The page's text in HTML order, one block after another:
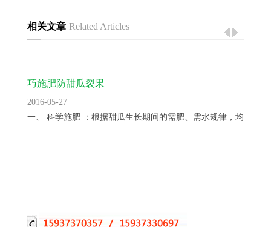
相关文章 Related Articles
巧施肥防甜瓜裂果
2016-05-27
一、 科学施肥 ：根据甜瓜生长期间的需肥、需水规律，均衡供...